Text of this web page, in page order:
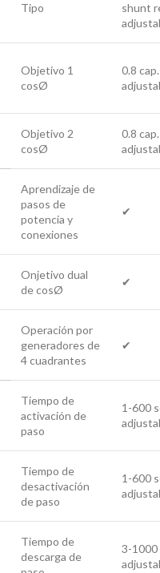
Tipo
shunt
Objetivo 1
cosØ
0.8
Objetivo 2
cosØ
0.8
Aprendizaje de
pasos de
potencia y
conexiones
✔
Onjetivo dual
de cosØ
✔
Operación por
generadores de
4 cuadrantes
✔
Tiempo de
activación de
paso
1-600
Tiempo de
desactivación
de paso
1-600
Tiempo de
descarga de
3-1000